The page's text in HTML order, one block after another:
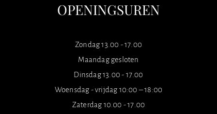
OPENINGSUREN
Zondag 13.00 - 17.00
Maandag gesloten
Dinsdag 13.00 - 17.00
Woensdag - vrijdag 10:00 – 18:00
Zaterdag 10.00 - 17.00